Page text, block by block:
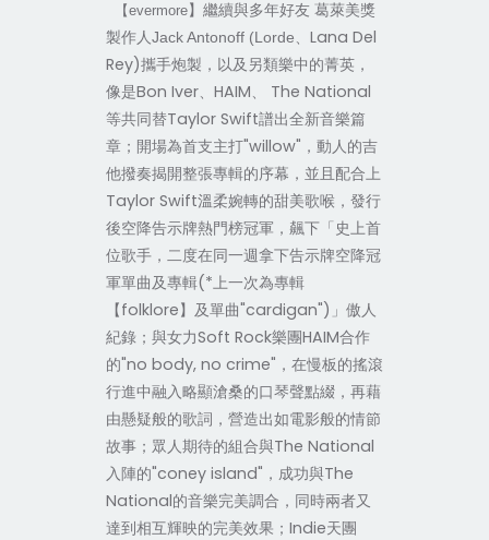
【evermore】繼續與多年好友 葛萊美獎
製作人Jack Antonoff (Lorde、Lana Del
Rey)攜手炮製，以及另類樂中的菁英，
像是Bon Iver、HAIM、 The National
等共同替Taylor Swift譜出全新音樂篇
章；開場為首支主打"willow"，動人的吉
他撥奏揭開整張專輯的序幕，並且配合上
Taylor Swift溫柔婉轉的甜美歌喉，發行
後空降告示牌熱門榜冠軍，飆下「史上首
位歌手，二度在同一週拿下告示牌空降冠
軍單曲及專輯(*上一次為專輯
【folklore】及單曲"cardigan")」傲人
紀錄；與女力Soft Rock樂團HAIM合作
的"no body, no crime"，在慢板的搖滾
行進中融入略顯滄桑的口琴聲點綴，再藉
由懸疑般的歌詞，營造出如電影般的情節
故事；眾人期待的組合與The National
入陣的"coney island"，成功與The
National的音樂完美調合，同時兩者又
達到相互輝映的完美效果；Indie天團